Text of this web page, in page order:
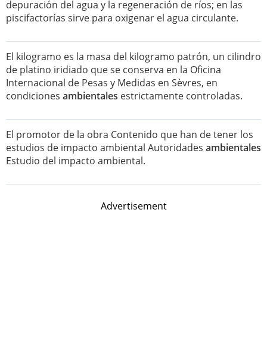
depuración del agua y la regeneración de ríos; en las
piscifactorías sirve para oxigenar el agua circulante.
El kilogramo es la masa del kilogramo patrón, un cilindro
de platino iridiado que se conserva en la Oficina
Internacional de Pesas y Medidas en Sèvres, en
condiciones ambientales estrictamente controladas.
El promotor de la obra Contenido que han de tener los
estudios de impacto ambiental Autoridades ambientales
Estudio del impacto ambiental.
Advertisement